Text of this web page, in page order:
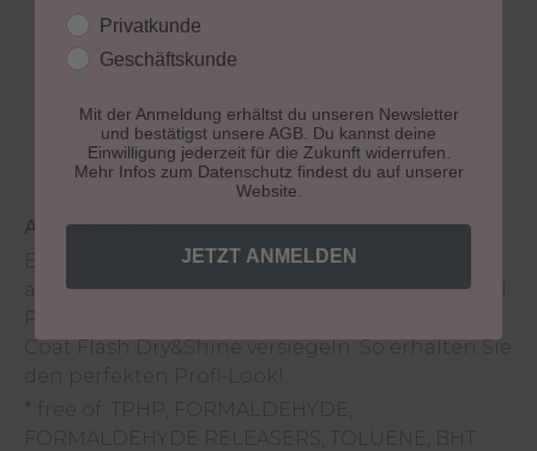
vergilbungsfrei
extrem langanhaltend
brillante Farbergebnisse
7 free*
vegan
Anwendung:
Eine dünne Schicht LCN Diamond Power
auftragen, zwei dünne Schichten eines LCN Nail
Polish Ihrer Wahl und dann mit dem LCN Top
Coat Flash Dry&Shine versiegeln. So erhalten Sie
den perfekten Profi-Look!
* free of: TPHP, FORMALDEHYDE,
FORMALDEHYDE RELEASERS, TOLUENE, BHT
Kundengruppe
Privatkunde
Geschäftskunde
Mit der Anmeldung erhältst du unseren Newsletter
und bestätigst unsere AGB. Du kannst deine
Einwilligung jederzeit für die Zukunft widerrufen.
Mehr Infos zum Datenschutz findest du auf unserer
Website.
JETZT ANMELDEN